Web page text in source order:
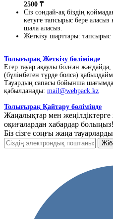
2500 ₸
Сіз сондай-ақ біздің
кетуге тапсырыс бере аласыз
шала аласыз.
Жеткізу шарттары: тапсырыс
Толығырақ Жеткізу бөлімінде
Егер тауар ақаулы болған жағдайда,
(бүлінбеген түрде болса)
Тауардың сапасы бойынша
қабылданады: mail@webpack.kz
Толығырақ Қайтару бөлімінде
Жаңалықтар мен
оқиғалардан хабардар болыңыз!
Біз сізге соңғы жаңа